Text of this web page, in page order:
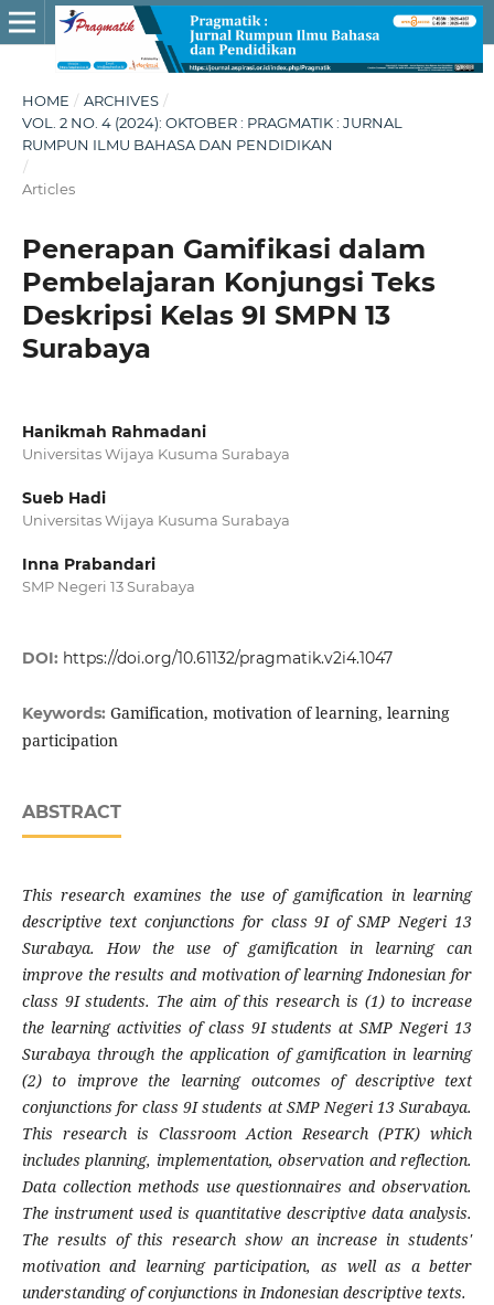
HOME / ARCHIVES /
VOL. 2 NO. 4 (2024): OKTOBER : PRAGMATIK : JURNAL
RUMPUN ILMU BAHASA DAN PENDIDIKAN
/
Articles
Penerapan Gamifikasi dalam
Pembelajaran Konjungsi Teks
Deskripsi Kelas 9I SMPN 13
Surabaya
Hanikmah Rahmadani
Universitas Wijaya Kusuma Surabaya
Sueb Hadi
Universitas Wijaya Kusuma Surabaya
Inna Prabandari
SMP Negeri 13 Surabaya
DOI: https://doi.org/10.61132/pragmatik.v2i4.1047
Keywords: Gamification, motivation of learning, learning
participation
ABSTRACT
This research examines the use of gamification in learning
descriptive text conjunctions for class 9I of SMP Negeri 13
Surabaya. How the use of gamification in learning can
improve the results and motivation of learning Indonesian for
class 9I students. The aim of this research is (1) to increase
the learning activities of class 9I students at SMP Negeri 13
Surabaya through the application of gamification in learning
(2) to improve the learning outcomes of descriptive text
conjunctions for class 9I students at SMP Negeri 13 Surabaya.
This research is Classroom Action Research (PTK) which
includes planning, implementation, observation and reflection.
Data collection methods use questionnaires and observation.
The instrument used is quantitative descriptive data analysis.
The results of this research show an increase in students'
motivation and learning participation, as well as a better
understanding of conjunctions in Indonesian descriptive texts.